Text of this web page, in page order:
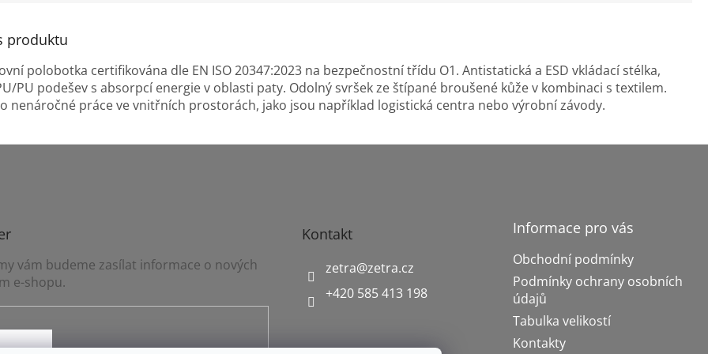
produktu
polobotka certifikována dle EN ISO 20347:2023 na bezpečnostní třídu O1. Antistatická a ESD vkládací stélka,
PU podešev s absorpcí energie v oblasti paty. Odolný svršek ze štípané broušené kůže v kombinaci s textilem.
nenáročné práce ve vnitřních prostorách, jako jsou například logistická centra nebo výrobní závody.
vám budeme zasílat informace o nových
e-shopu.
Kontakt
zetra@zetra.cz
+420 585 413 198
Informace pro vás
Obchodní podmínky
Podmínky ochrany osobních
údajů
Tabulka velikostí
Kontakty